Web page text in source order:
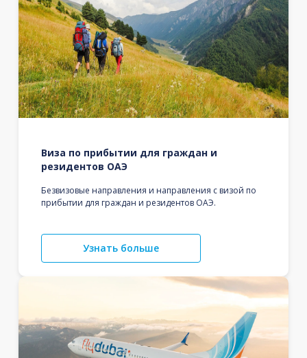
Виза по прибытии для граждан и
резидентов ОАЭ
Безвизовые направления и направления с визой по
прибытии для граждан и резидентов ОАЭ.
Узнать больше